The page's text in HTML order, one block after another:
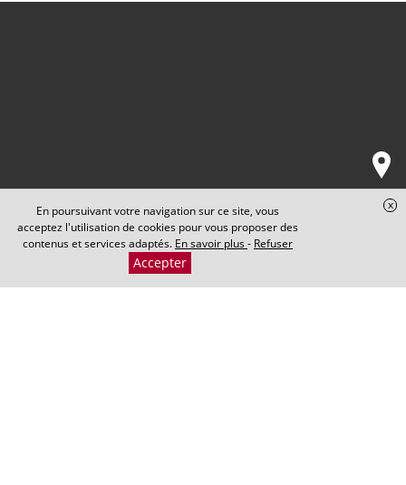
En poursuivant votre navigation sur ce site, vous
acceptez l'utilisation de cookies pour vous proposer des
contenus et services adaptés. En savoir plus- Refuser
Accepter
x